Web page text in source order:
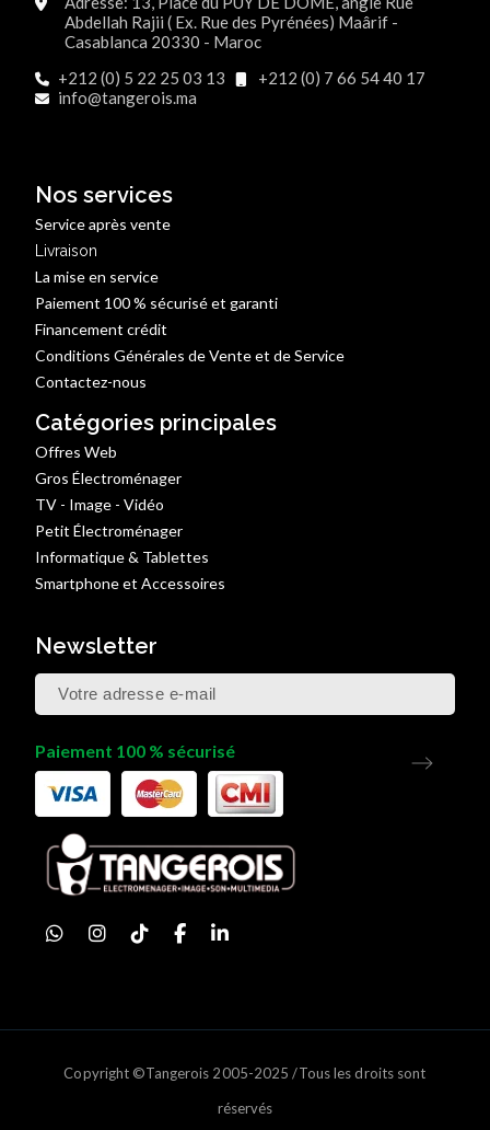
Abdellah Rajii ( Ex. Rue des Pyrénées) Maârif -
Casablanca 20330 - Maroc
+212 (0) 5 22 25 03 13
+212 (0) 7 66 54 40 17
info@tangerois.ma
Nos services
Service après vente
Livraison
La mise en service
Paiement 100 % sécurisé et garanti
Financement crédit
Conditions Générales de Vente et de Service
Contactez-nous
Catégories principales
Offres Web
Gros Électroménager
TV - Image - Vidéo
Petit Électroménager
Informatique & Tablettes
Smartphone et Accessoires
Newsletter
Paiement 100 % sécurisé
Copyright ©Tangerois 2005-2025 /Tous les droits sont
réservés